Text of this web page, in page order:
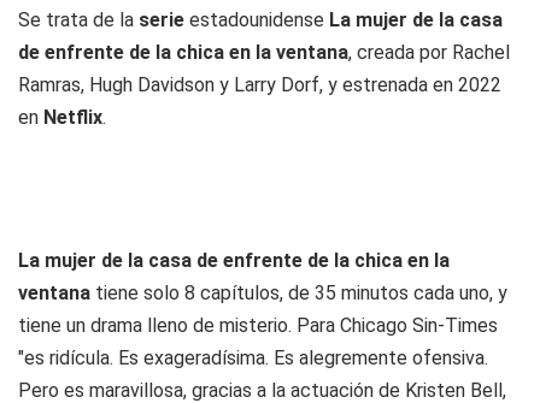
Se trata de la serie estadounidense La mujer de la casa
de enfrente de la chica en la ventana, creada por Rachel
Ramras, Hugh Davidson y Larry Dorf, y estrenada en 2022
en Netflix.
La mujer de la casa de enfrente de la chica en la
ventana tiene solo 8 capítulos, de 35 minutos cada uno, y
tiene un drama lleno de misterio. Para Chicago Sin-Times
"es ridícula. Es exageradísima. Es alegremente ofensiva.
Pero es maravillosa, gracias a la actuación de Kristen Bell,